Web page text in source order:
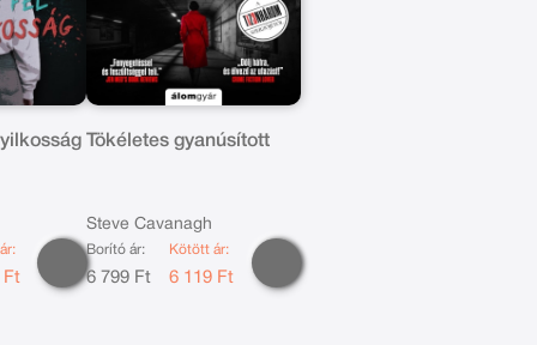
Ft
Tökéletes gyanúsított
Steve Cavanagh
Borító ár:
6 799 Ft
Kötött ár:
6 119 Ft